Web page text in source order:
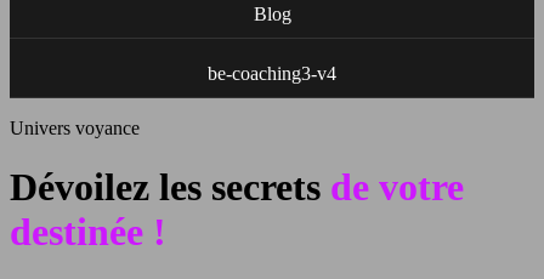
Blog
be-coaching3-v4
Univers voyance
Dévoilez les secrets de votre
destinée !